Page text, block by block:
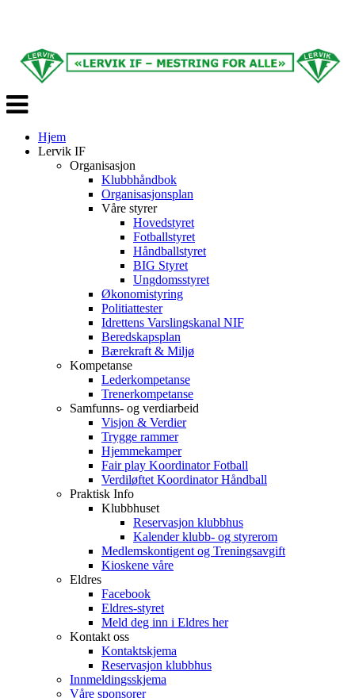
Veksle
navigasjon
Hjem
Lervik IF
Organisasjon
Klubbhåndbok
Organisasjonsplan
Våre styrer
Hovedstyret
Fotballstyret
Håndballstyret
BIG Styret
Ungdomsstyret
Økonomistyring
Politiattester
Idrettens Varslingskanal NIF
Beredskapsplan
Bærekraft & Miljø
Kompetanse
Lederkompetanse
Trenerkompetanse
Samfunns- og verdiarbeid
Visjon & Verdier
Trygge rammer
Hjemmekamper
Fair play Koordinator Fotball
Verdiløftet Koordinator Håndball
Praktisk Info
Klubbhuset
Reservasjon klubbhus
Kalender klubb- og styrerom
Medlemskontigent og Treningsavgift
Kioskene våre
Eldres
Facebook
Eldres-styret
Meld deg inn i Eldres her
Kontakt oss
Kontaktskjema
Reservasjon klubbhus
Innmeldingsskjema
Våre sponsorer